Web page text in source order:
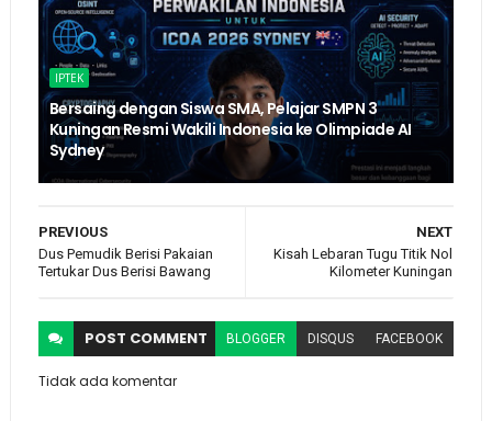
IPTEK
Bersaing dengan Siswa SMA, Pelajar SMPN 3
Kuningan Resmi Wakili Indonesia ke Olimpiade AI
Sydney
NEXT
Kisah Lebaran Tugu Titik Nol
Kilometer Kuningan
PREVIOUS
Dus Pemudik Berisi Pakaian
Tertukar Dus Berisi Bawang
POST COMMENT BLOGGER DISQUS FACEBOOK
Tidak ada komentar